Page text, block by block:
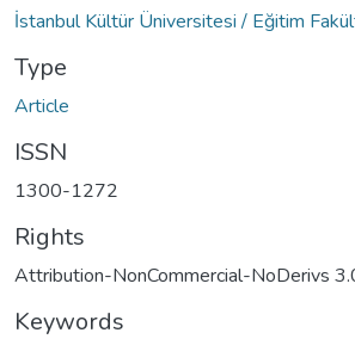
İstanbul Kültür Üniversitesi / Eğitim
Type
Article
ISSN
1300-1272
Rights
Attribution-NonCommercial-NoDerivs
Keywords